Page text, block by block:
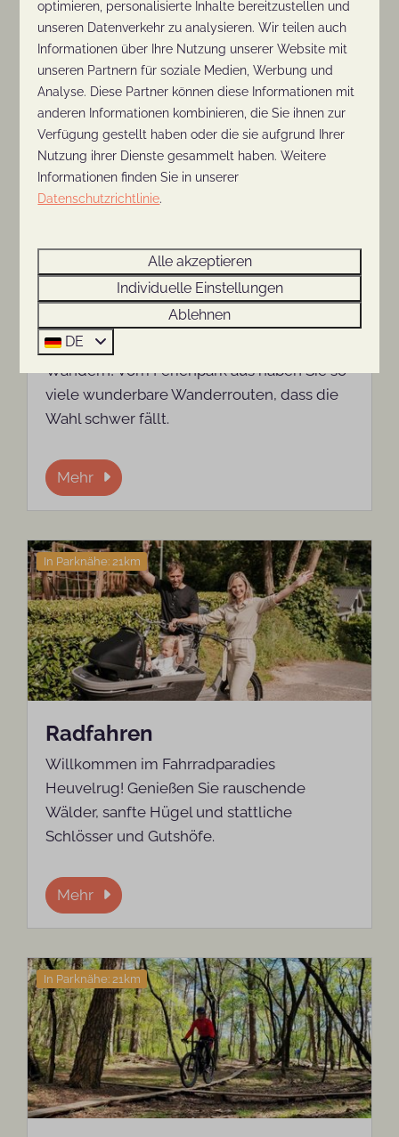
In Parknähe: 0km
Die Umgebung von Rhenen ist ideal zum
Wandern! Vom Ferienpark aus haben Sie so
viele wunderbare Wanderrouten, dass die
Wahl schwer fällt.
Mehr
In Parknähe: 21km
Radfahren
Willkommen im Fahrradparadies
Heuvelrug! Genießen Sie rauschende
Wälder, sanfte Hügel und stattliche
Schlösser und Gutshöfe.
Mehr
In Parknähe: 21km
optimieren, personalisierte Inhalte bereitzustellen und
unseren Datenverkehr zu analysieren. Wir teilen auch
Informationen über Ihre Nutzung unserer Website mit
unseren Partnern für soziale Medien, Werbung und
Analyse. Diese Partner können diese Informationen mit
anderen Informationen kombinieren, die Sie ihnen zur
Verfügung gestellt haben oder die sie aufgrund Ihrer
Nutzung ihrer Dienste gesammelt haben. Weitere
Informationen finden Sie in unserer
Datenschutzrichtlinie.
Alle akzeptieren
Individuelle Einstellungen
Ablehnen
DE